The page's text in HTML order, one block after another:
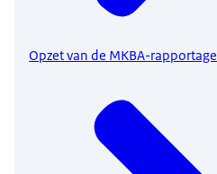
Opzet van de MKBA-rapportage